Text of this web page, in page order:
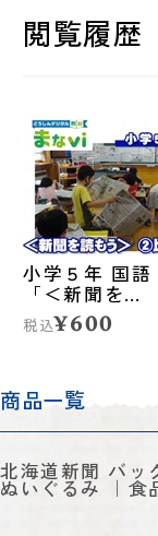
閲覧履歴
小学５年 国語
「＜新聞を読
もう＞②比べ
てみよう」
税込¥600
商品一覧
北海道新聞 バッ
ぬいぐるみ 食